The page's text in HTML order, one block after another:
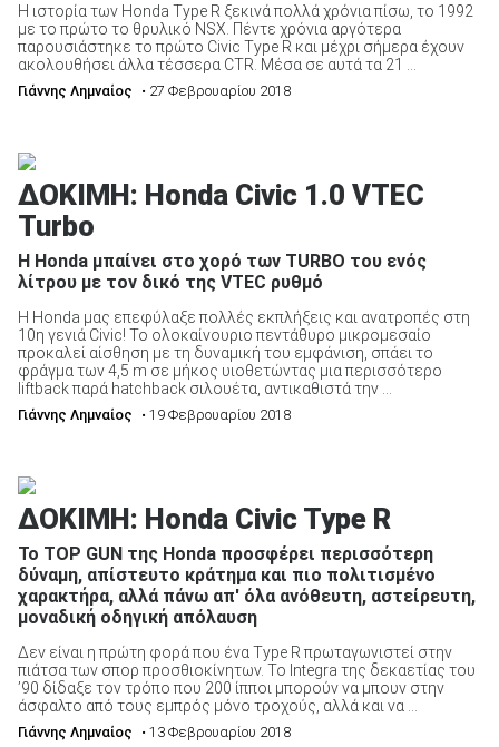
Η ιστορία των Honda Type R ξεκινά πολλά χρόνια πίσω, το 1992
με το πρώτο το θρυλικό NSX. Πέντε χρόνια αργότερα
παρουσιάστηκε το πρώτο Civic Type R και μέχρι σήμερα έχουν
ακολουθήσει άλλα τέσσερα CTR. Μέσα σε αυτά τα 21 ...
Γιάννης Λημναίος • 27 Φεβρουαρίου 2018
ΔΟΚΙΜΗ: Honda Civic 1.0 VTEC
Turbo
Η Honda μπαίνει στο χορό των TURBO του ενός
λίτρου με τον δικό της VTEC ρυθμό
Η Honda μας επεφύλαξε πολλές εκπλήξεις και ανατροπές στη
10η γενιά Civic! Το ολοκαίνουριο πεντάθυρο μικρομεσαίο
προκαλεί αίσθηση με τη δυναμική του εμφάνιση, σπάει το
φράγμα των 4,5 m σε μήκος υιοθετώντας μια περισσότερο
liftback παρά hatchback σιλουέτα, αντικαθιστά την ...
Γιάννης Λημναίος • 19 Φεβρουαρίου 2018
ΔΟΚΙΜΗ: Honda Civic Type R
Το TOP GUN της Honda προσφέρει περισσότερη
δύναμη, απίστευτο κράτημα και πιο πολιτισμένο
χαρακτήρα, αλλά πάνω απ' όλα ανόθευτη, αστείρευτη,
μοναδική οδηγική απόλαυση
Δεν είναι η πρώτη φορά που ένα Type R πρωταγωνιστεί στην
πιάτσα των σπορ προσθιοκίνητων. Το Integra της δεκαετίας του
’90 δίδαξε τον τρόπο που 200 ίπποι μπορούν να μπουν στην
άσφαλτο από τους εμπρός μόνο τροχούς, αλλά και να ...
Γιάννης Λημναίος • 13 Φεβρουαρίου 2018